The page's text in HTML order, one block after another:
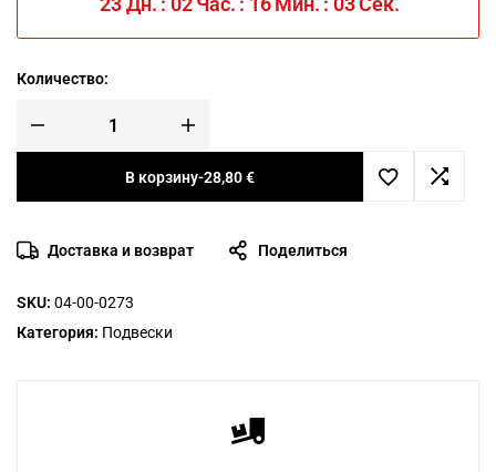
Количество:
В корзину-28,80€
Доставка и возврат Поделиться
SKU: 04-00-0273
Категория: Подвески